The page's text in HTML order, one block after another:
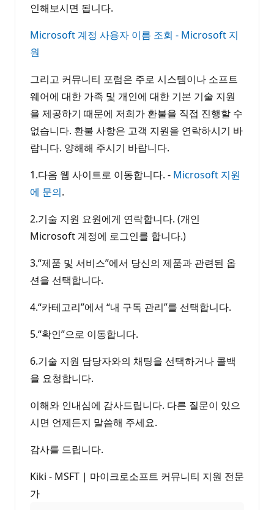
인해보시면 됩니다.
Microsoft 계정 사용자 이름 조회 - Microsoft 지
원
그리고 커뮤니티 포럼은 주로 시스템이나 소프트
웨어에 대한 가족 및 개인에 대한 기본 기술 지원
을 제공하기 때문에 저희가 환불을 직접 진행할 수
없습니다. 환불 사항은 고객 지원을 연락하시기 바
랍니다. 양해해 주시기 바랍니다.
1.다음 웹 사이트로 이동합니다. - Microsoft 지원
에 문의.
2.기술 지원 요원에게 연락합니다. (개인
Microsoft 계정에 로그인를 합니다.)
3.“제품 및 서비스”에서 당신의 제품과 관련된 옵
션을 선택합니다.
4.“카테고리”에서 “내 구독 관리”를 선택합니다.
5.“확인”으로 이동합니다.
6.기술 지원 담당자와의 채팅을 선택하거나 콜백
을 요청합니다.
이해와 인내심에 감사드립니다. 다른 질문이 있으
시면 언제든지 말씀해 주세요.
감사를 드립니다.
Kiki - MSFT | 마이크로소프트 커뮤니티 지원 전문
가